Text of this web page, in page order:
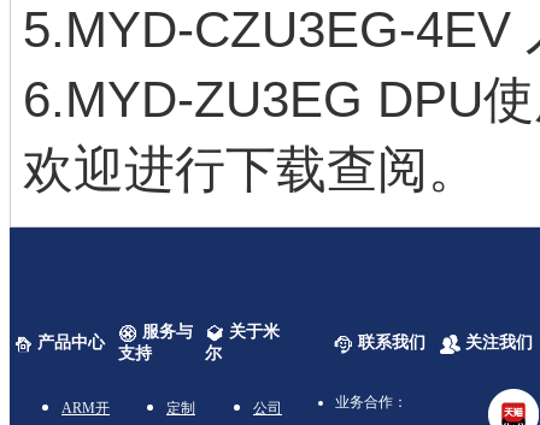
5.MYD-CZU3EG-4EV
6.MYD-ZU3EG DPU
欢迎进行下载查阅。
产品中心
服务与
支持
关于米
尔
联系我们 关注我们
ARM开 定制 公司 业务合作：